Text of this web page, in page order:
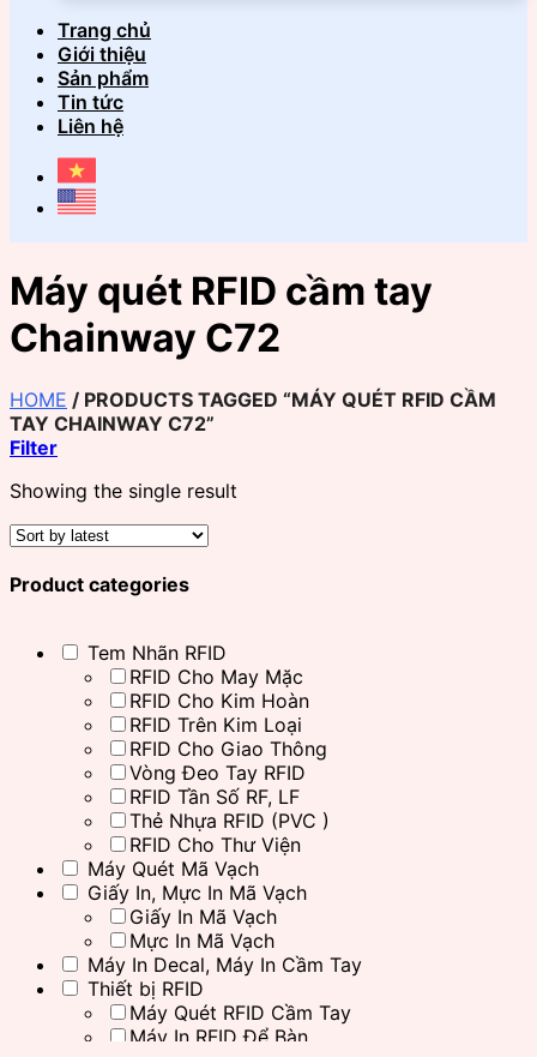
Trang chủ
Giới thiệu
Sản phẩm
Tin tức
Liên hệ
Máy quét RFID cầm tay
Chainway C72
HOME / PRODUCTS TAGGED “MÁY QUÉT RFID CẦM
TAY CHAINWAY C72”
Filter
Showing the single result
Product categories
Tem Nhãn RFID
RFID Cho May Mặc
RFID Cho Kim Hoàn
RFID Trên Kim Loại
RFID Cho Giao Thông
Vòng Đeo Tay RFID
RFID Tần Số RF, LF
Thẻ Nhựa RFID (PVC )
RFID Cho Thư Viện
Máy Quét Mã Vạch
Giấy In, Mực In Mã Vạch
Giấy In Mã Vạch
Mực In Mã Vạch
Máy In Decal, Máy In Cầm Tay
Thiết bị RFID
Máy Quét RFID Cầm Tay
Máy In RFID Để Bàn